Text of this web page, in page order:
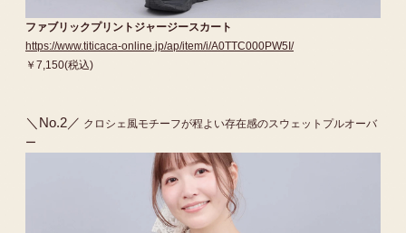
ファブリックプリントジャージースカート
https://www.titicaca-online.jp/ap/item/i/A0TTC000PW5I/
￥7,150(税込)
＼No.2／ クロシェ風モチーフが程よい存在感のスウェットプルオーバ
ー